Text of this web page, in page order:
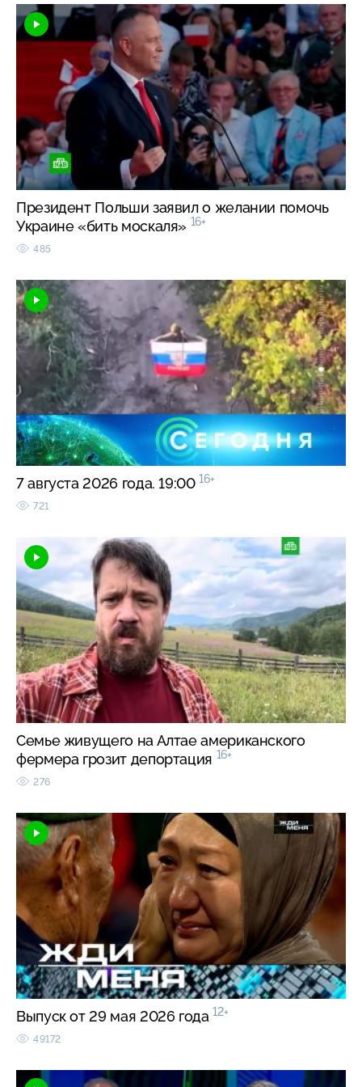
Президент Польши заявил о желании помочь
Украине «бить москаля» 16+
485
7 августа 2026 года. 19:00 16+
721
Семье живущего на Алтае американского
фермера грозит депортация 16+
276
Выпуск от 29 мая 2026 года 12+
49172